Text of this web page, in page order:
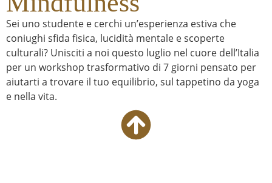
Sei uno studente e cerchi un’esperienza estiva che
coniughi sfida fisica, lucidità mentale e scoperte
culturali? Unisciti a noi questo luglio nel cuore dell’Italia
per un workshop trasformativo di 7 giorni pensato per
aiutarti a trovare il tuo equilibrio, sul tappetino da yoga
e nella vita.